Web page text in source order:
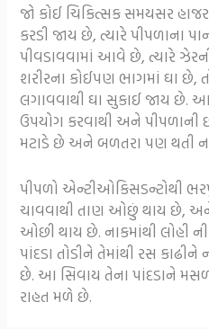
જો કોઈ ચિકિત્સક સમયસર હાજર
કરડી જાય છે, ત્યારે પીપળાના
પીવડાવવામાં આવે છે, ત્યારે
શરીરના કોઈપણ ભાગમાં ઘા છે,
લગાવવાથી ઘા સુકાઈ જાય છે.
ઉપયોગ કરવાથી અને પીપળાની
મટાડે છે અને બળતરા પણ થતી
પીપળો એન્ટીઓકિસડન્ટોથી
ચાવવાથી તાણ ઓછું થાય છે,
ઓછી થાય છે. નાકમાંથી લોહી
પાંદડા તોડીને તેમાંથી રસ
છે. આ સિવાય તેના પાંદડાને
રાહત મળે છે.